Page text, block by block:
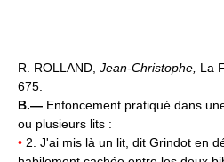
R. ROLLAND, Jean-Christophe, La
675.
B.— Enfoncement pratiqué dans
ou plusieurs lits :
• 2. J'ai mis là un lit, dit Grindot en